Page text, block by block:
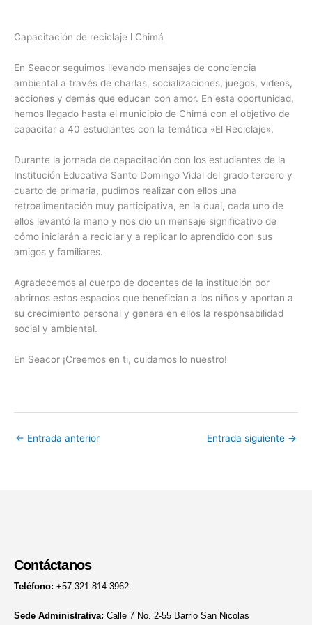
Capacitación de reciclaje l Chimá
En Seacor seguimos llevando mensajes de conciencia
ambiental a través de charlas, socializaciones, juegos, videos,
acciones y demás que educan con amor. En esta oportunidad,
hemos llegado hasta el municipio de Chimá con el objetivo de
capacitar a 40 estudiantes con la temática «El Reciclaje».
Durante la jornada de capacitación con los estudiantes de la
Institución Educativa Santo Domingo Vidal del grado tercero y
cuarto de primaria, pudimos realizar con ellos una
retroalimentación muy participativa, en la cual, cada uno de
ellos levantó la mano y nos dio un mensaje significativo de
cómo iniciarán a reciclar y a replicar lo aprendido con sus
amigos y familiares.
Agradecemos al cuerpo de docentes de la institución por
abrirnos estos espacios que benefician a los niños y aportan a
su crecimiento personal y genera en ellos la responsabilidad
social y ambiental.
En Seacor ¡Creemos en ti, cuidamos lo nuestro!
← Entrada anterior Entrada siguiente →
Contáctanos
Teléfono: +57 321 814 3962
Sede Administrativa: Calle 7 No. 2-55 Barrio San Nicolas